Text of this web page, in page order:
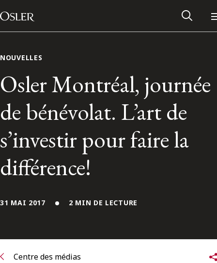
Passer au contenu
Main Navigation
Contactez-nous
S’abonner aux articles Osler
NOUVELLES
Osler Montréal, journée
de bénévolat. L’art de
s’investir pour faire la
différence!
31 MAI 2017 2 MIN DE LECTURE
Centre des médias